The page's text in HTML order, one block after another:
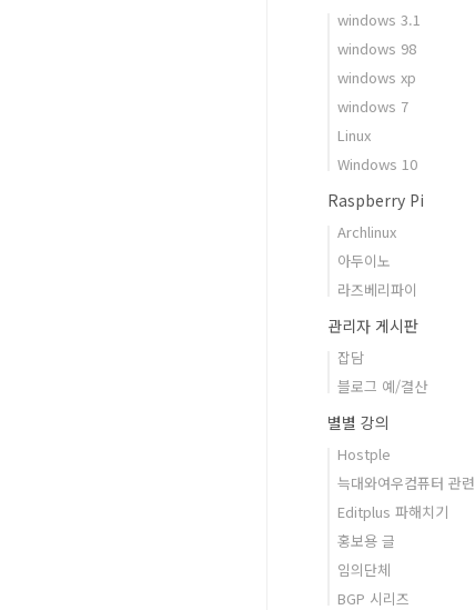
windows 3.1
windows 98
windows xp
windows 7
Linux
Windows 10
Raspberry Pi
Archlinux
아두이노
라즈베리파이
관리자 게시판
잡담
블로그 예/결산
별별 강의
Hostple
늑대와여우컴퓨터 관련
Editplus 파해치기
홍보용 글
임의단체
BGP 시리즈